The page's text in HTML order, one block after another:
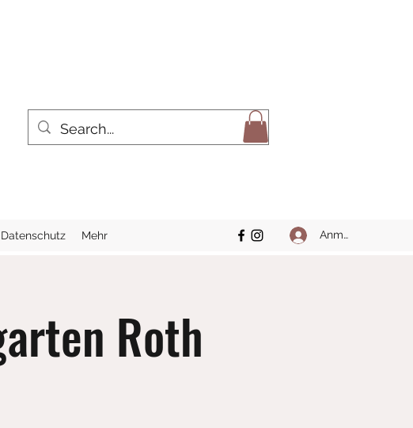
Datenschutz Mehr Anmelden
Roth